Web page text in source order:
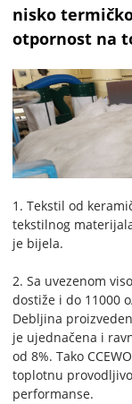
nisko
otpornost na
1. Tekstil od
tekstilnog
je bijela.
2. Sa uvezenom
dostiže i do 11000
Debljina
je ujednačena i
od 8%. Tako
toplotnu
performanse.